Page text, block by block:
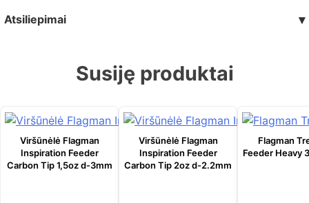
Atsiliepimai ▾
Susiję produktai
Viršūnėlė Flagman
Inspiration Feeder
Carbon Tip 1,5oz d-3mm
Viršūnėlė Flagman
Inspiration Feeder
Carbon Tip 2oz d-2.2mm
Flagman
Feeder Heavy